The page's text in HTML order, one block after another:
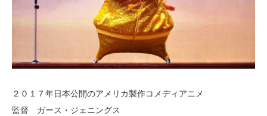
２０１７年日本公開のアメリカ製作コメディアニメ
監督 ガース・ジェニングス